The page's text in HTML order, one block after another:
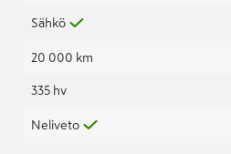
Sähkö
20 000 km
335 hv
Neliveto